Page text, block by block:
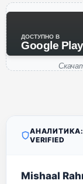
ДОСТУПНО В
Google Play
АНАЛИТИКА:
VERIFIED
Mishaal